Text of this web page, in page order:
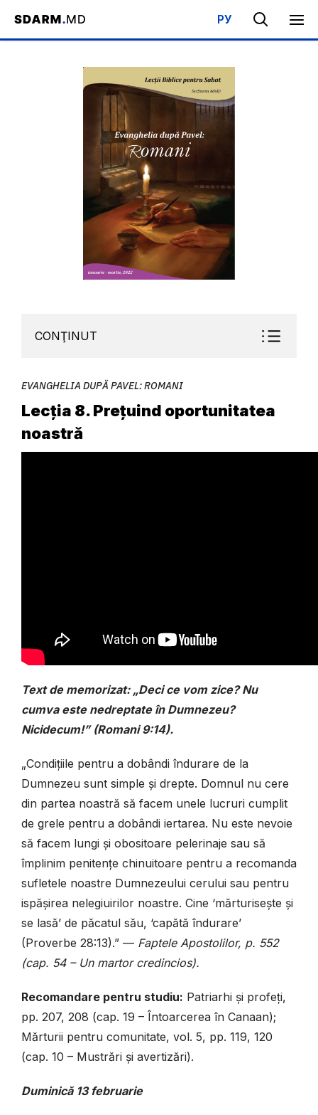
РУ
Acasa / Bibliotecă / Şcoala de Sabat / Evanghelia după Pavel:
CONŢINUT
EVANGHELIA DUPĂ PAVEL: ROMANI
Lecția 8. Prețuind oportunitatea
noastră
Text de memorizat: „Deci ce vom zice? Nu
cumva este nedreptate în Dumnezeu?
Nicidecum!” (Romani 9:14).
„Condițiile pentru a dobândi îndurare de la
Dumnezeu sunt simple și drepte. Domnul nu cere
din partea noastră să facem unele lucruri cumplit
de grele pentru a dobândi iertarea. Nu este nevoie
să facem lungi și obositoare pelerinaje sau să
împlinim penitențe chinuitoare pentru a recomanda
sufletele noastre Dumnezeului cerului sau pentru
ispășirea nelegiuirilor noastre. Cine ‘mărturisește și
se lasă’ de păcatul său, ‘capătă îndurare’
(Proverbe 28:13).” — Faptele Apostolilor, p. 552
(cap. 54 – Un martor credincios).
Recomandare pentru studiu: Patriarhi și profeți,
pp. 207, 208 (cap. 19 – Întoarcerea în Canaan);
Mărturii pentru comunitate, vol. 5, pp. 119, 120
(cap. 10 – Mustrări și avertizări).
Duminică 13 februarie